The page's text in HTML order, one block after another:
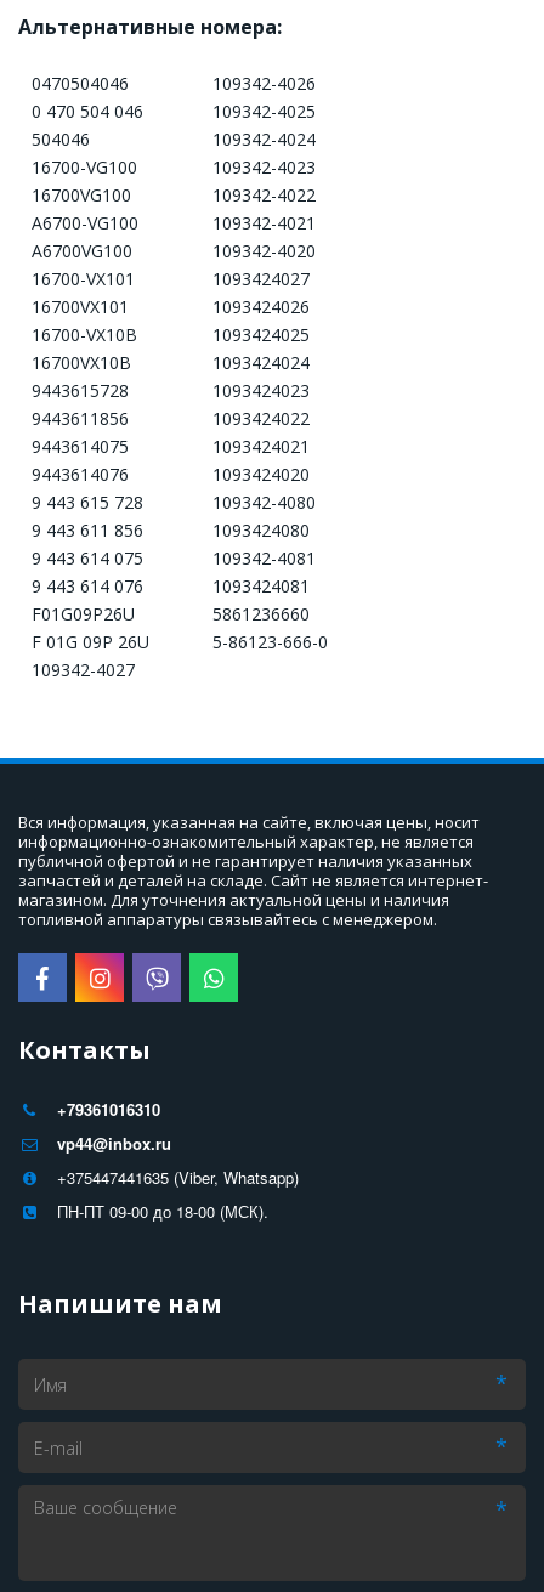
Альтернативные номера:
0470504046
109342-4026
0 470 504 046
109342-4025
504046
109342-4024
16700-VG100
109342-4023
16700VG100
109342-4022
A6700-VG100
109342-4021
A6700VG100
109342-4020
16700-VX101
1093424027
16700VX101
1093424026
16700-VX10B
1093424025
16700VX10B
1093424024
9443615728
1093424023
9443611856
1093424022
9443614075
1093424021
9443614076
1093424020
9 443 615 728
109342-4080
9 443 611 856
1093424080
9 443 614 075
109342-4081
9 443 614 076
1093424081
F01G09P26U
5861236660
F 01G 09P 26U
5-86123-666-0
109342-4027
Вся информация, указанная на сайте, включая цены, носит
информационно-ознакомительный характер, не является
публичной офертой и не гарантирует наличия указанных
запчастей и деталей на складе. Сайт не является интернет-
магазином. Для уточнения актуальной цены и наличия
топливной аппаратуры связывайтесь с менеджером.
Контакты
+79361016310
vp44@inbox.ru
+375447441635 (Viber, Whatsapp)
ПН-ПТ 09-00 до 18-00 (МСК).
Напишите нам
*
*
*